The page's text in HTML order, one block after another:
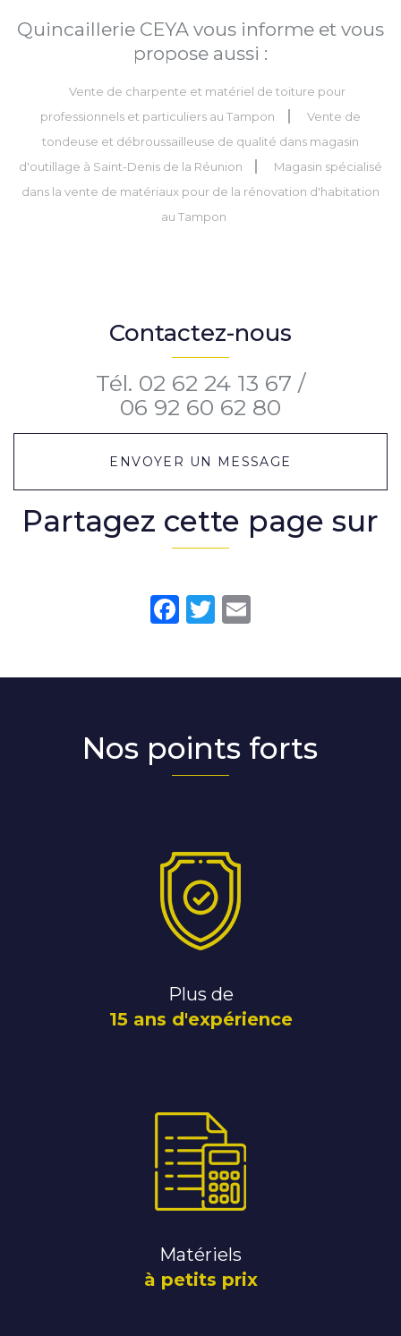
Quincaillerie CEYA vous informe et vous
propose aussi :
Vente de charpente et matériel de toiture pour
professionnels et particuliers au Tampon
Vente de
tondeuse et débroussailleuse de qualité dans magasin
d'outillage à Saint-Denis de la Réunion
Magasin spécialisé
dans la vente de matériaux pour de la rénovation d'habitation
au Tampon
Contactez-nous
Tél. 02 62 24 13 67 /
06 92 60 62 80
ENVOYER UN MESSAGE
Partagez cette page sur
Facebook
Twitter
Nos points forts
Plus de
15 ans d'expérience
Matériels
à petits prix